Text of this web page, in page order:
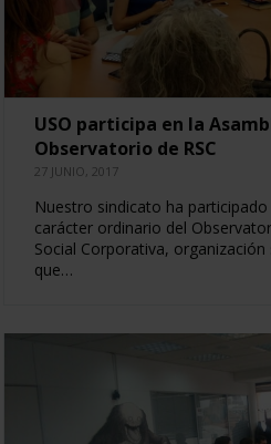
USO participa en la
Observatorio de RSC
27 JUNIO, 2017
Nuestro sindicato ha
carácter ordinario del
Social Corporativa,
que…